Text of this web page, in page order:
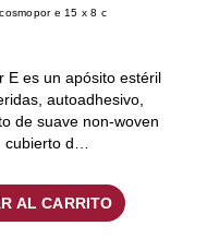
e 15 x 8 c
E es un apósito estéril
autoadhesivo,
de suave non-woven
cubierto d…
AL CARRITO